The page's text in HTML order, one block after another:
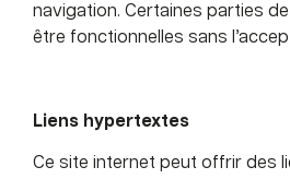
navigation. Certaines parties
être fonctionnelles sans
Liens hypertextes
Ce site internet peut offrir des